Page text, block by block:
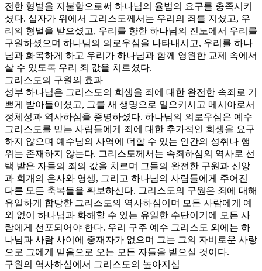
전한 형벌을 지불함으로써 하나님의 율법의 요구를 충족시키
셨다. 십자가 위에서 그리스도께서는 우리의 죄를 지셨고, 우
리의 형벌을 받으셨고, 우리를 향한 하나님의 진노에서 우리를
구원하셨으며 하나님의 의로우심을 나타내시고, 우리를 하나
님과 화목하게 하고 우리가 하나님과 함께 영원한 교제 속에서
살 수 있도록 우리 죄 값을 치르셨다.
그리스도의 구원의 효과
성부 하나님은 그리스도의 희생을 죄에 대한 완전한 속죄로 기
쁘게 받아들이셨고, 그를 새 생명으로 일으키시고 메시아로서
정체성과 역사하심을 증명하셨다. 하나님의 의로우심은 예수
그리스도를 믿는 사람들에게 죄에 대한 추가적인 희생을 요구
하지 않으며 예수님의 사역에 더할 수 있는 인간의 성취나 행
위는 존재하지 않는다. 그리스도께서는 속죄하심의 역사로 선
택 받은 자들의 죄의 값을 치르며 그들의 완전한 구원과 신앙
과 회개의 은사와 영생, 그리고 하나님의 사람들에게 주어진
다른 모든 축복들을 확보하신다. 그리스도의 구원은 죄에 대해
유일하게 합당한 그리스도의 역사하심이며 모든 사람에게 예
외 없이 하나님과 화해할 수 있는 유일한 수단이기에 모든 사
람에게 선포되어야 한다. 우리 구주 예수 그리스도 외에는 하
나님과 사람 사이에 중재자가 없으며 그는 그의 자비로운 사랑
으로 그에게 믿음으로 오는 모든 자들을 받으실 것이다.
구원의 역사하심에서 그리스도의 높아지심